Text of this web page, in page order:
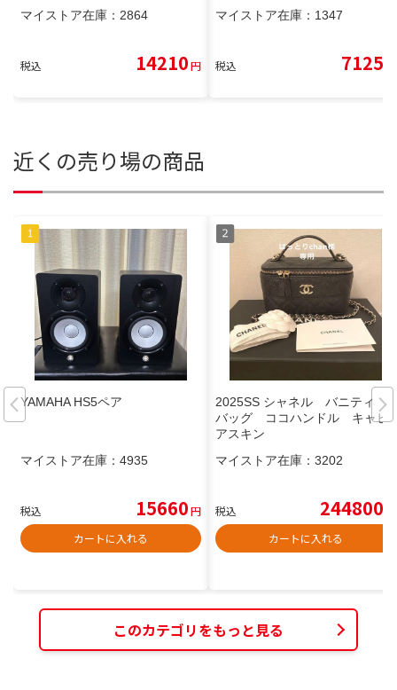
マイストア在庫： 2864
税込 14210円
マイストア在庫： 1347
税込 7125
近くの売り場の商品
YAMAHA HS5ペア
マイストア在庫： 4935
税込 15660円
カートに入れる
2025SS シャネル バニティ
バッグ ココハンドル キャビ
アスキン
マイストア在庫： 3202
税込 244800
カートに入れる
このカテゴリをもっと見る